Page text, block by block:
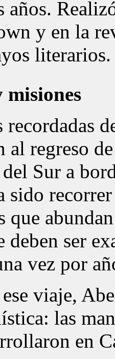
años.
y en la
literarios.
misiones
recordadas
al regreso
Sur a
sido
que
deben ser
vez por
viaje,
las
en